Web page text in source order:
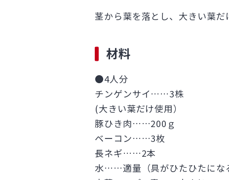
茎から葉を落とし、大きい葉だ
材料
●4人分
チンゲンサイ……3株
(大きい葉だけ使用）
豚ひき肉……200ｇ
ベーコン……3枚
長ネギ……2本
水……適量（具がひたひたにな